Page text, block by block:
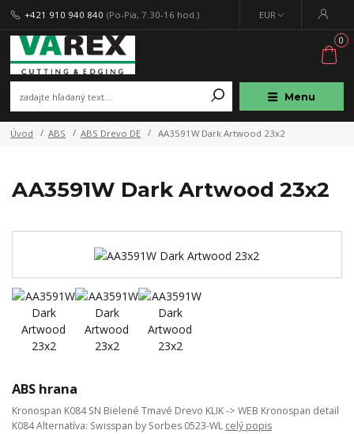
Menu
EUR
+421 910 940 840 (Po-Pia, 7.30-16 hod.)
0
Úvod ABS ABS Drevo DE AA3591W Dark Artwood 23x2
AA3591W Dark Artwood 23x2
ABS hrana
Kronospan K084 SN Bielené Tmavé Drevo KLIK -> WEB Kronospan detail
K084 Alternatíva: Swisspan by Sorbes 0523-WL celý popis